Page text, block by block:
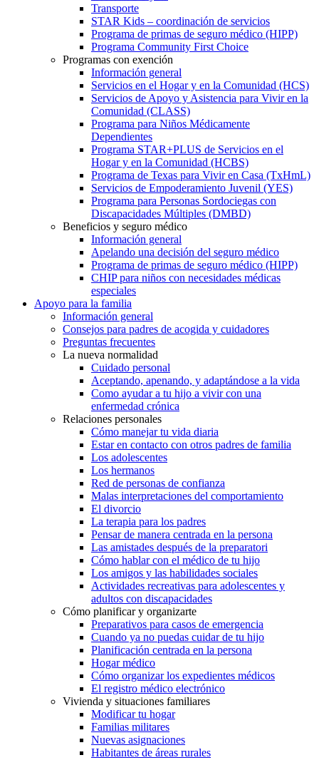
Transporte
STAR Kids – coordinación de servicios
Programa de primas de seguro médico (HIPP)
Programa Community First Choice
Programas con exención
Información general
Servicios en el Hogar y en la Comunidad (HCS)
Servicios de Apoyo y Asistencia para Vivir en la
Comunidad (CLASS)
Programa para Niños Médicamente
Dependientes
Programa STAR+PLUS de Servicios en el
Hogar y en la Comunidad (HCBS)
Programa de Texas para Vivir en Casa (TxHmL)
Servicios de Empoderamiento Juvenil (YES)
Programa para Personas Sordociegas con
Discapacidades Múltiples (DMBD)
Beneficios y seguro médico
Información general
Apelando una decisión del seguro médico
Programa de primas de seguro médico (HIPP)
CHIP para niños con necesidades médicas
especiales
Apoyo para la familia
Información general
Consejos para padres de acogida y cuidadores
Preguntas frecuentes
La nueva normalidad
Cuidado personal
Aceptando, apenando, y adaptándose a la vida
Como ayudar a tu hijo a vivir con una
enfermedad crónica
Relaciones personales
Cómo manejar tu vida diaria
Estar en contacto con otros padres de familia
Los adolescentes
Los hermanos
Red de personas de confianza
Malas interpretaciones del comportamiento
El divorcio
La terapia para los padres
Pensar de manera centrada en la persona
Las amistades después de la preparatori
Cómo hablar con el médico de tu hijo
Los amigos y las habilidades sociales
Actividades recreativas para adolescentes y
adultos con discapacidades
Cómo planificar y organizarte
Preparativos para casos de emergencia
Cuando ya no puedas cuidar de tu hijo
Planificación centrada en la persona
Hogar médico
Cómo organizar los expedientes médicos
El registro médico electrónico
Vivienda y situaciones familiares
Modificar tu hogar
Familias militares
Nuevas asignaciones
Habitantes de áreas rurales